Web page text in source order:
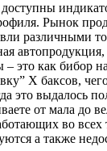
доступны
Рынок
различными
это как бибор
X баксов,
это выдалось
от мала до
во
а также